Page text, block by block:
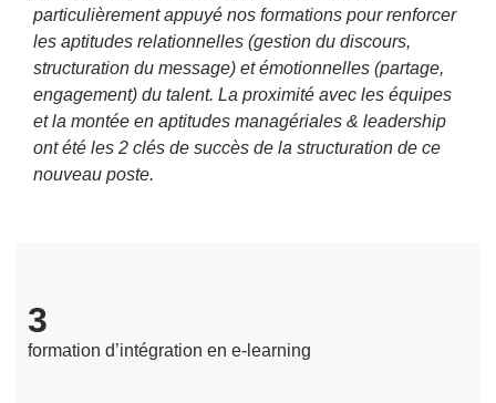
particulièrement appuyé nos formations pour renforcer
les aptitudes relationnelles (gestion du discours,
structuration du message) et émotionnelles (partage,
engagement) du talent. La proximité avec les équipes
et la montée en aptitudes managériales & leadership
ont été les 2 clés de succès de la structuration de ce
nouveau poste.
3
formation d’intégration en e-learning